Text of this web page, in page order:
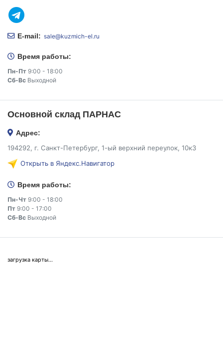
E-mail: sale@kuzmich-el.ru
Время работы:
Пн-Пт 9:00 - 18:00
Сб-Вс Выходной
Основной склад ПАРНАС
Адрес:
194292, г. Санкт-Петербург, 1-ый верхний переулок, 10к3
Открыть в Яндекс.Навигатор
Время работы:
Пн-Чт 9:00 - 18:00
Пт 9:00 - 17:00
Сб-Вс Выходной
загрузка карты...